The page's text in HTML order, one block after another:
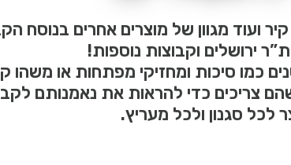
ועוד מגוון של מוצרים אחרים בנוסח
ירושלים וקבוצות נוספות!
כמו סיכות ומחזיקי מפתחות או משהו
צריכים כדי להראות את נאמנותם
לכל סגנון ולכל מעריץ.